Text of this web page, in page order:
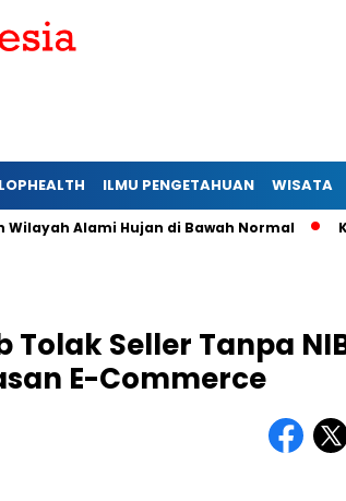
ILMU PENGETAHUAN WISATA
Alami Hujan di Bawah Normal Kapan
Seller Tanpa
E-Commerce